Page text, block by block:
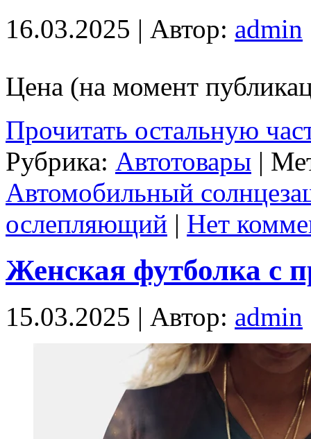
16.03.2025 | Автор: admin
Цена (на момент
Прочитать остальную
Рубрика: Автотовары |
Автомобильный
ослепляющий | Нет
Женская футболка с
15.03.2025 | Автор: admin